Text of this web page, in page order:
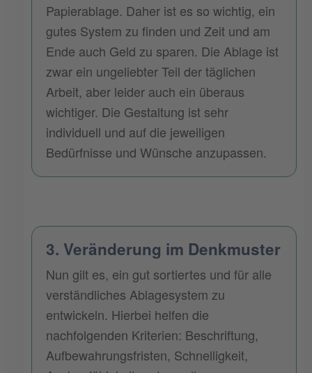
Papierablage. Daher ist es so wichtig, ein
gutes System zu finden und Zeit und am
Ende auch Geld zu sparen. Die Ablage ist
zwar ein ungeliebter Teil der täglichen
Arbeit, aber leider auch ein überaus
wichtiger. Die Gestaltung ist sehr
individuell und auf die jeweiligen
Bedürfnisse und Wünsche anzupassen.
3. Veränderung im Denkmuster
Nun gilt es, ein gut sortiertes und für alle
verständliches Ablagesystem zu
entwickeln. Hierbei helfen die
nachfolgenden Kriterien: Beschriftung,
Aufbewahrungsfristen, Schnelligkeit,